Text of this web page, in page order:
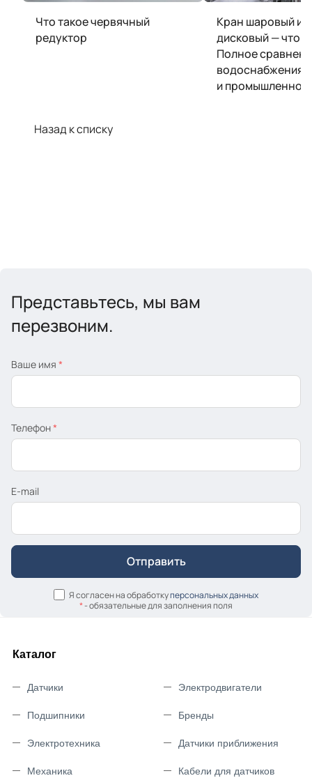
Что такое червячный
редуктор
Кран шаровый
дисковый — что
Полное
водоснабжения,
и
Назад к списку
Представьтесь, мы вам
перезвоним.
Ваше имя *
Телефон*
E-mail
Я согласен на обработкуперсональных данных
*- обязательные для заполнения поля
Каталог
Датчики
Подшипники
Электротехника
Механика
Электродвигатели
Бренды
Датчики приближения
Кабели для датчиков